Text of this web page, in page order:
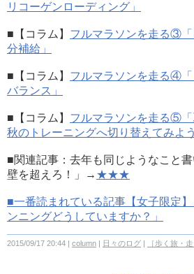
リコーゲンローディング」
■【コラム】 フルマラソンを走る③
分補給」
■【コラム】 フルマラソンを走る④
バランス」
■【コラム】 フルマラソンを走る⑤
秋のトレーニングへ切り替えてみよう
■関連記事：去年も同じようなこと
壁を超えろ！」→ ★★★
■一番読まれている記事【女子限定
ンニングどうしていますか？」
2015/09/17 20:44 column 日々のログ ［歩く旅・